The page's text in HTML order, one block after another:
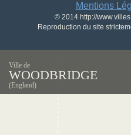
Mentions
© 2014 http://
Reproduction du site
Ville de
WOODBRIDGE
(England)